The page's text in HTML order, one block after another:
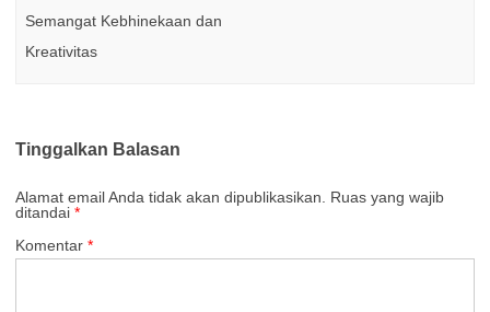
Semangat Kebhinekaan dan
Kreativitas
Tinggalkan Balasan
Alamat email Anda tidak akan dipublikasikan.
Ruas yang wajib
ditandai *
Komentar *